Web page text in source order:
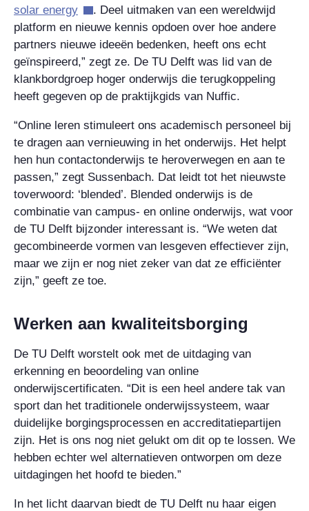
solar energy
. Deel uitmaken van een wereldwijd
platform en nieuwe kennis opdoen over hoe andere
partners nieuwe ideeën bedenken, heeft ons echt
geïnspireerd,” zegt ze. De TU Delft was lid van de
klankbordgroep hoger onderwijs die terugkoppeling
heeft gegeven op de praktijkgids van Nuffic.
“Online leren stimuleert ons academisch personeel bij
te dragen aan vernieuwing in het onderwijs. Het helpt
hen hun contactonderwijs te heroverwegen en aan te
passen,” zegt Sussenbach. Dat leidt tot het nieuwste
toverwoord: ‘blended’. Blended onderwijs is de
combinatie van campus- en online onderwijs, wat voor
de TU Delft bijzonder interessant is. “We weten dat
gecombineerde vormen van lesgeven effectiever zijn,
maar we zijn er nog niet zeker van dat ze efficiënter
zijn,” geeft ze toe.
Werken aan kwaliteitsborging
De TU Delft worstelt ook met de uitdaging van
erkenning en beoordeling van online
onderwijscertificaten. “Dit is een heel andere tak van
sport dan het traditionele onderwijssysteem, waar
duidelijke borgingsprocessen en accreditatiepartijen
zijn. Het is ons nog niet gelukt om dit op te lossen. We
hebben echter wel alternatieven ontworpen om deze
uitdagingen het hoofd te bieden.”
In het licht daarvan biedt de TU Delft nu haar eigen